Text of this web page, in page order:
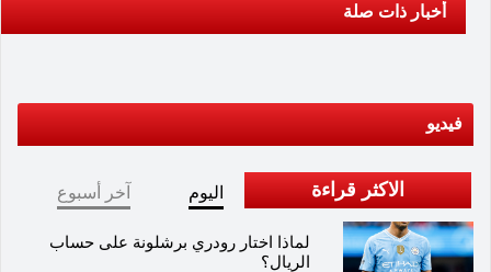
أخبار ذات صلة
فيديو
الاكثر قراءة اليوم آخر أسبوع
لماذا اختار رودري برشلونة على حساب
الريال؟